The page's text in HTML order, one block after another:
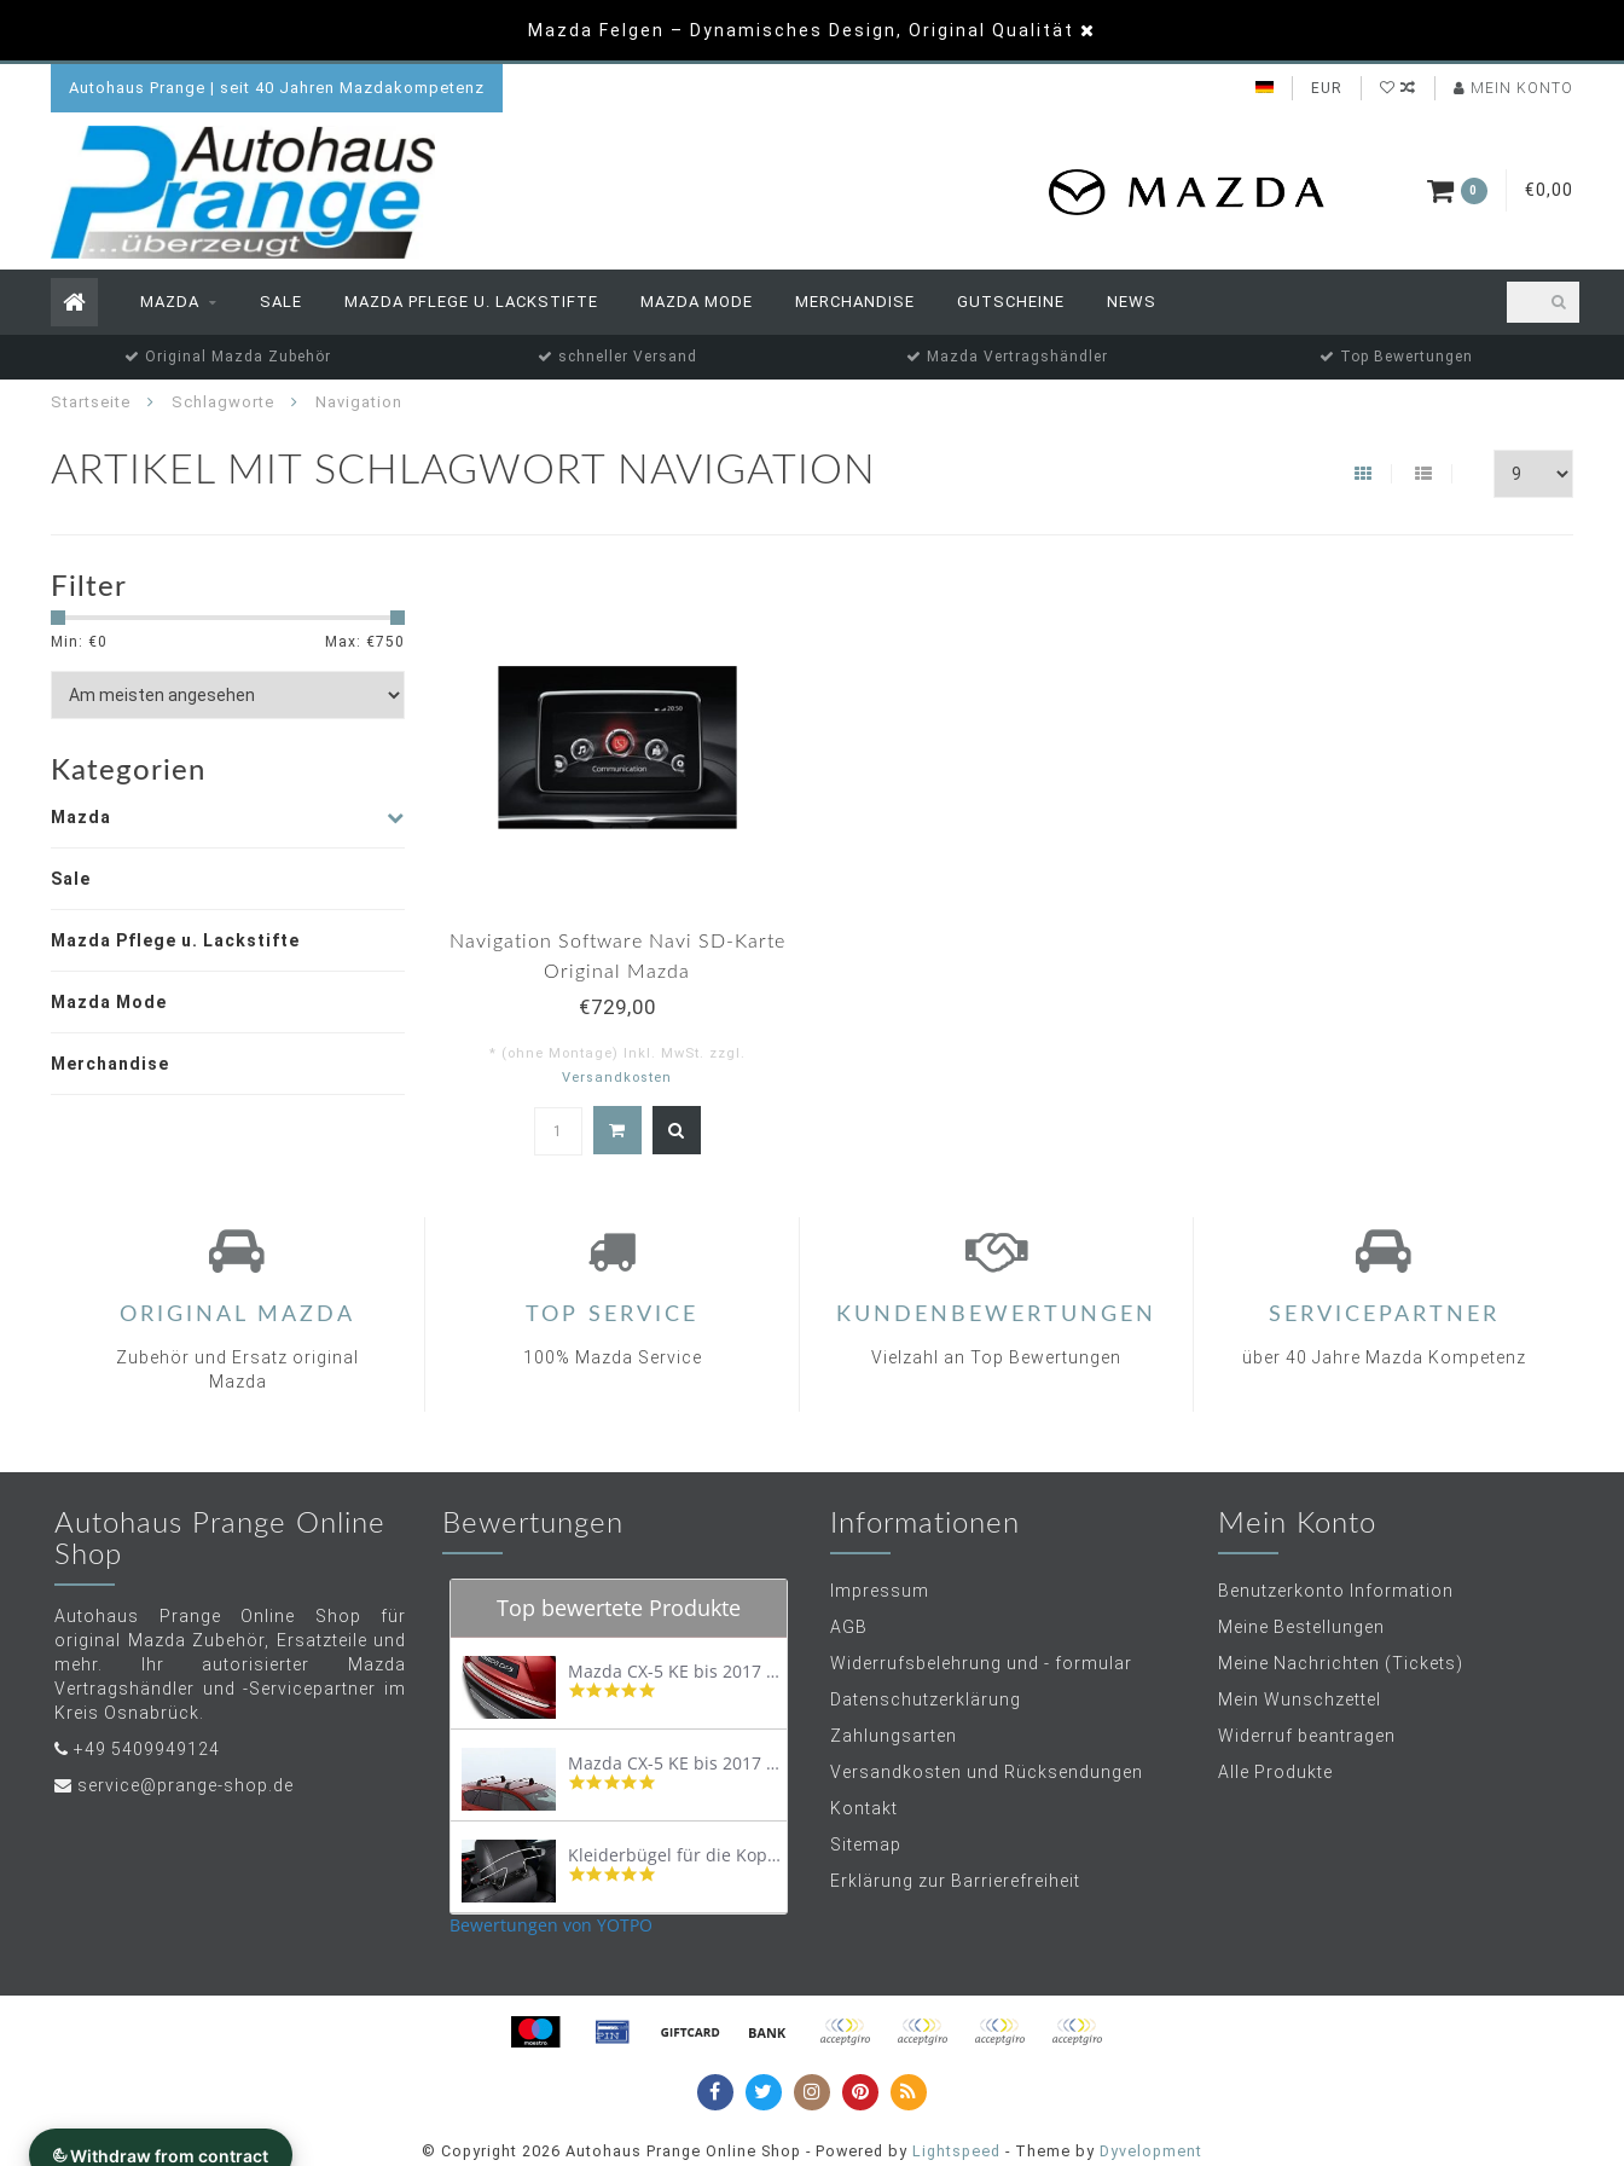
Mazda Felgen – Dynamisches Design, Original Qualität
Autohaus Prange | seit 40 Jahren Mazdakompetenz EUR MEIN KONTO
0 €0,00
MAZDA SALE MAZDA PFLEGE U. LACKSTIFTE MAZDA MODE MERCHANDISE GUTSCHEINE NEWS
Original Mazda Zubehör schneller Versand Mazda Vertragshändler Top Bewertungen
Startseite Schlagworte Navigation
ARTIKEL MIT SCHLAGWORT NAVIGATION
Filter
Min: €0 Max: €750
Kategorien
Mazda
Sale
Mazda Pflege u. Lackstifte
Mazda Mode
Merchandise
Navigation Software Navi SD-Karte
Original Mazda
€729,00
* (ohne Montage) Inkl. MwSt. zzgl.
Versandkosten
ORIGINAL MAZDA
Zubehör und Ersatz original
Mazda
TOP SERVICE
100% Mazda Service
KUNDENBEWERTUNGEN
Vielzahl an Top Bewertungen
SERVICEPARTNER
über 40 Jahre Mazda Kompetenz
Autohaus Prange Online
Shop
Autohaus Prange Online Shop für
original Mazda Zubehör, Ersatzteile und
mehr. Ihr autorisierter Mazda
Vertragshändler und -Servicepartner im
Kreis Osnabrück.
+49 5409949124
service@prange-shop.de
Bewertungen
Top bewertete Produkte
Mazda CX-5 KE bis 2017 Trittschutzleiste Edelstahl original
4.8
rating
Mazda CX-5 KE bis 2017 Lastenträger Dachträger
4.9
rating
Kleiderbügel für die Kopfstütze
4.9
rating
Bewertungen von YOTPO
Informationen
Impressum
AGB
Widerrufsbelehrung und - formular
Datenschutzerklärung
Zahlungsarten
Versandkosten und Rücksendungen
Kontakt
Sitemap
Erklärung zur Barrierefreiheit
Mein Konto
Benutzerkonto Information
Meine Bestellungen
Meine Nachrichten (Tickets)
Mein Wunschzettel
Widerruf beantragen
Alle Produkte
© Copyright 2026 Autohaus Prange Online Shop - Powered by Lightspeed - Theme by Dyvelopment